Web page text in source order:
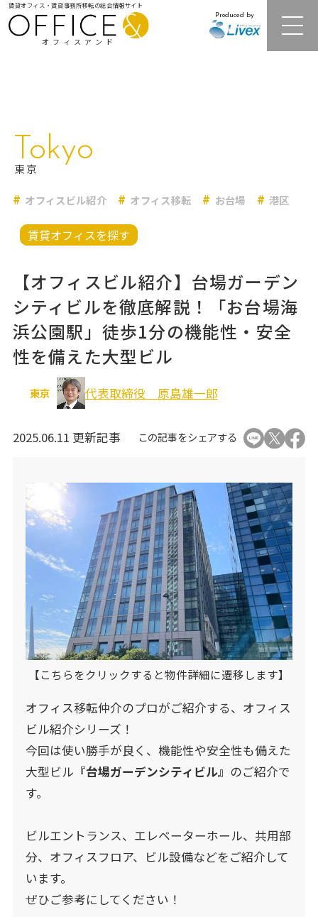
オフィスアンド
賃貸オフィス・賃貸事務所移転の総合情報サイト
Produced by
注目オフィスビル紹介
居抜きオフィス・セットアップオフィス
レンタルオフィス
オフィス移転事例
オフィス移転関連
個人情報の取り扱いについて 運営会社
Tokyo
東京
オフィスビル紹介 オフィス移転 お台場 港区
賃貸オフィスを探す
【オフィスビル紹介】台場ガーデン
シティビルを徹底解説！「お台場海
浜公園駅」徒歩1分の機能性・安全
性を備えた大型ビル
東京 代表取締役 原島雄一郎
2025.06.11 更新記事 この記事をシェアする
【こちらをクリックすると物件詳細に遷移します】
オフィス移転仲介のプロがご紹介する、オフィス
ビル紹介シリーズ！
今回は使い勝手が良く、機能性や安全性も備えた
大型ビル 『台場ガーデンシティビル』 のご紹介で
す。
ビルエントランス、エレベーターホール、共用部
分、オフィスフロア、ビル設備などをご紹介して
います。
ぜひご参考にしてください！